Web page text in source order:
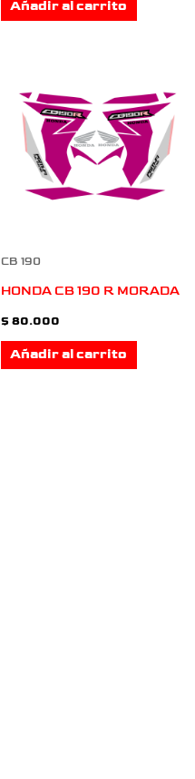
Añadir al carrito
CB 190
HONDA CB 190 R MORADA
$ 80.000
Añadir al carrito